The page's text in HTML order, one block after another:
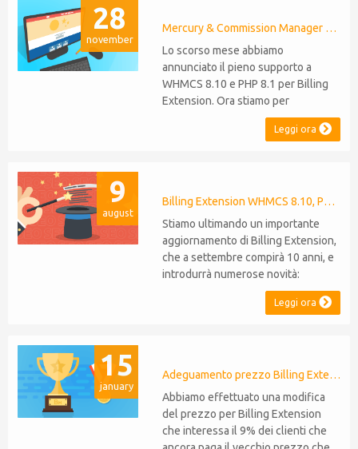
28
november
Mercury & Commission Manager WHMCS 8.11, PHP 8.2
Lo scorso mese abbiamo
annunciato il pieno supporto a
WHMCS 8.10 e PHP 8.1 per Billing
Extension. Ora stiamo per
estendere lo stesso livello di
compatibilità a Commission
recentemente rilasciato WHMCS
8.11, che introduce il supporto a
PHP 8.2. Questo non modifica il...
Leggi ora
9
august
Billing Extension WHMCS 8.10, PHP 8.1
Stiamo ultimando un importante
aggiornamento di Billing Extension,
che a settembre compirà 10 anni, e
introdurrà numerose novità:
Supporto WHMCS 8.10: il modulo
sarà compatibile con WHMCS 8.10,
rinunciare a funzionalità Supporto
P...
Leggi ora
15
january
Adeguamento prezzo Billing Extension
Abbiamo effettuato una modifica
del prezzo per Billing Extension
che interessa il 9% dei clienti che